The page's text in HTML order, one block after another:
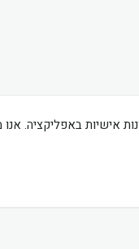
אישיות באפליקציה.